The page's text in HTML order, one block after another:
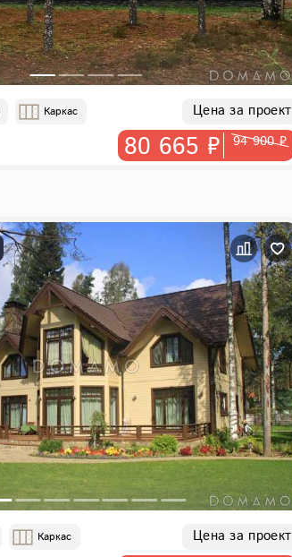
Каркас Цена за проект
80 665 ₽ 94 900 ₽
Каркас Цена за проект